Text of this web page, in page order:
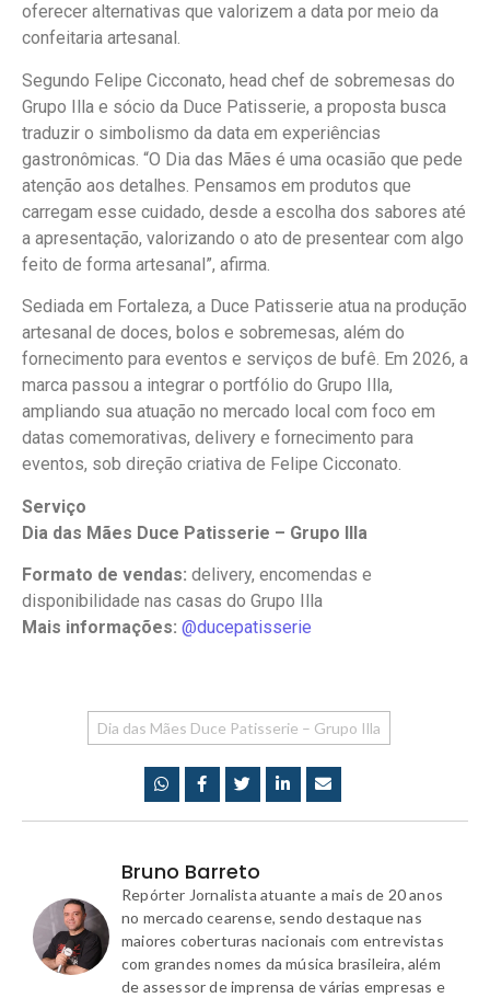
oferecer alternativas que valorizem a data por meio da
confeitaria artesanal.
Segundo Felipe Cicconato, head chef de sobremesas do
Grupo Illa e sócio da Duce Patisserie, a proposta busca
traduzir o simbolismo da data em experiências
gastronômicas. “O Dia das Mães é uma ocasião que pede
atenção aos detalhes. Pensamos em produtos que
carregam esse cuidado, desde a escolha dos sabores até
a apresentação, valorizando o ato de presentear com algo
feito de forma artesanal”, afirma.
Sediada em Fortaleza, a Duce Patisserie atua na produção
artesanal de doces, bolos e sobremesas, além do
fornecimento para eventos e serviços de bufê. Em 2026, a
marca passou a integrar o portfólio do Grupo Illa,
ampliando sua atuação no mercado local com foco em
datas comemorativas, delivery e fornecimento para
eventos, sob direção criativa de Felipe Cicconato.
Serviço
Dia das Mães Duce Patisserie – Grupo Illa
Formato de vendas: delivery, encomendas e
disponibilidade nas casas do Grupo Illa
Mais informações: @ducepatisserie
Dia das Mães Duce Patisserie – Grupo Illa
Bruno Barreto
Repórter Jornalista atuante a mais de 20 anos
no mercado cearense, sendo destaque nas
maiores coberturas nacionais com entrevistas
com grandes nomes da música brasileira, além
de assessor de imprensa de várias empresas e